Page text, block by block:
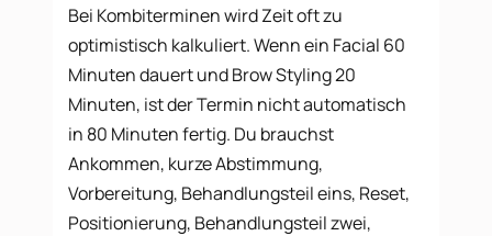
Bei Kombiterminen wird Zeit oft zu
optimistisch kalkuliert. Wenn ein Facial 60
Minuten dauert und Brow Styling 20
Minuten, ist der Termin nicht automatisch
in 80 Minuten fertig. Du brauchst
Ankommen, kurze Abstimmung,
Vorbereitung, Behandlungsteil eins, Reset,
Positionierung, Behandlungsteil zwei,